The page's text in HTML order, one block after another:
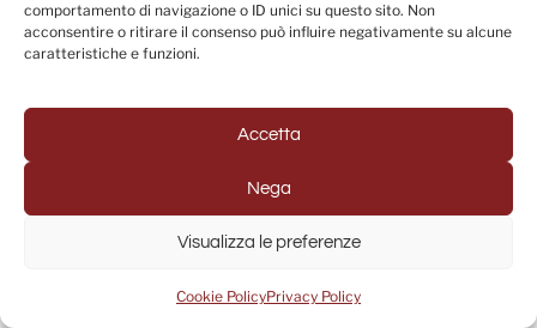
comportamento di navigazione o ID unici su questo sito. Non
acconsentire o ritirare il consenso può influire negativamente su alcune
caratteristiche e funzioni.
Accetta
Nega
Visualizza le preferenze
Cookie PolicyPrivacy Policy
Spider-Man: Brand New Day – Il
miglior film live action
sull’Uomo-Ragno da vent’anni a
attraverso il Cinema di Nolan,
tra memoria, blasfemia e
temporalità
Minions & Monsters –